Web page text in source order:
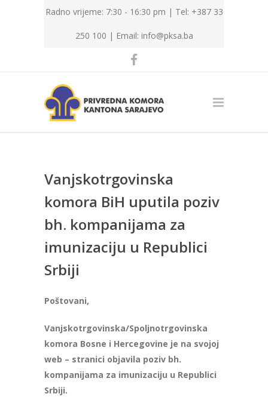
Radno vrijeme: 7:30 - 16:30 pm | Tel: +387 33
250 100 | Email: info@pksa.ba
Vanjskotrgovinska
komora BiH uputila poziv
bh. kompanijama za
imunizaciju u Republici
Srbiji
Poštovani,
Vanjskotrgovinska/Spoljnotrgovinska
komora Bosne i Hercegovine je na svojoj
web – stranici objavila poziv bh.
kompanijama za imunizaciju u Republici
Srbiji.